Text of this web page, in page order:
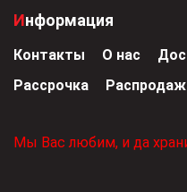
Информация
Контакты О нас
Рассрочка
Мы Вас любим, и да